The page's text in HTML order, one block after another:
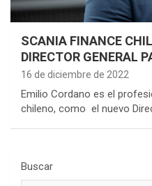
SCANIA FINANCE
DIRECTOR GENERAL
16 de diciembre de 2022
Emilio Cordano es el
chileno, como el nuevo
Buscar